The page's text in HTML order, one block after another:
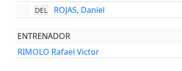
DEL ROJAS, Daniel
ENTRENADOR
RIMOLO Rafael Victor